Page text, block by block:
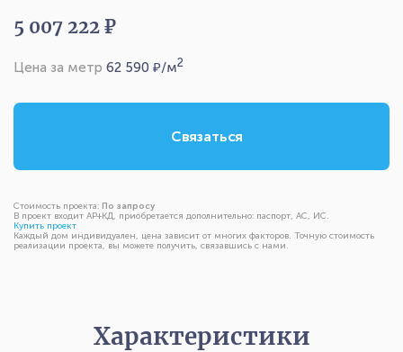
5 007 222 ₽
Цена за метр 62 590 ₽/м2
Связаться
Стоимость проекта: По запросу
В проект входит АР+КД, приобретается дополнительно: паспорт, АС, ИС.
Купить проект
Каждый дом индивидуален, цена зависит от многих факторов. Точную стоимость
реализации проекта, вы можете получить, связавшись с нами.
Характеристики